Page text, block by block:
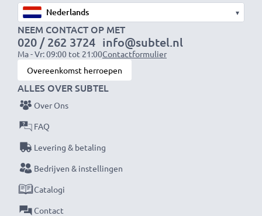
✔ Maximale lichtdoorlaatbaarheid - geen verlenging
van de belichtingstijd
✔ Geen storende reflecties - antireflecterende
coating
Effectieve bescherming van de lens
✔ Beschermingsfilter / beschermend glas voor de lens
✔ Voorkomt dat schokken, vallen, regen, stof of
steenslag de voorste lens beschadigen
CELLONIC UV Lensbeschermingsfilter
Kleur: kleurneutraal fotofilter, helder glas
Materiaal: frame en schroefdraad gemaakt van Metaal
▾
NEEM CONTACT OP MET
020 / 262 3724
Ma - Vr: 09:00 tot 21:00
info@subtel.nl
Contactformulier
Overeenkomst herroepen
ALLES OVER SUBTEL
Over Ons
FAQ
Levering & betaling
Bedrijven & instellingen
Catalogi
Contact